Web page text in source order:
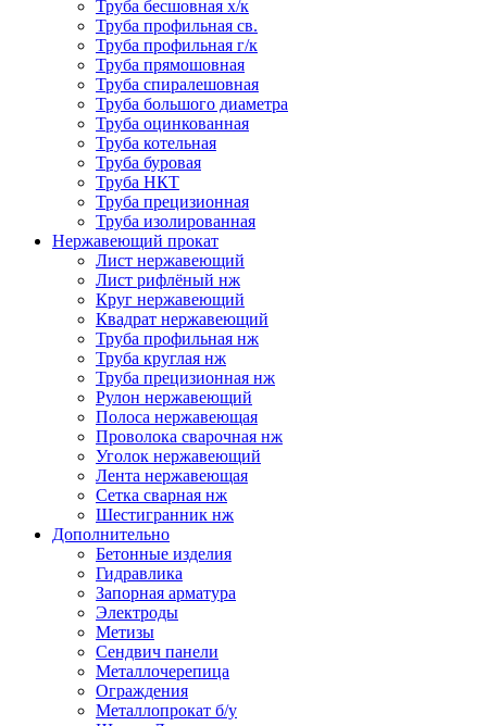
Труба бесшовная х/к
Труба профильная св.
Труба профильная г/к
Труба прямошовная
Труба спиралешовная
Труба большого диаметра
Труба оцинкованная
Труба котельная
Труба буровая
Труба НКТ
Труба прецизионная
Труба изолированная
Нержавеющий прокат
Лист нержавеющий
Лист рифлёный нж
Круг нержавеющий
Квадрат нержавеющий
Труба профильная нж
Труба круглая нж
Труба прецизионная нж
Рулон нержавеющий
Полоса нержавеющая
Проволока сварочная нж
Уголок нержавеющий
Лента нержавеющая
Сетка сварная нж
Шестигранник нж
Дополнительно
Бетонные изделия
Гидравлика
Запорная арматура
Электроды
Метизы
Сендвич панели
Металлочерепица
Ограждения
Металлопрокат б/у